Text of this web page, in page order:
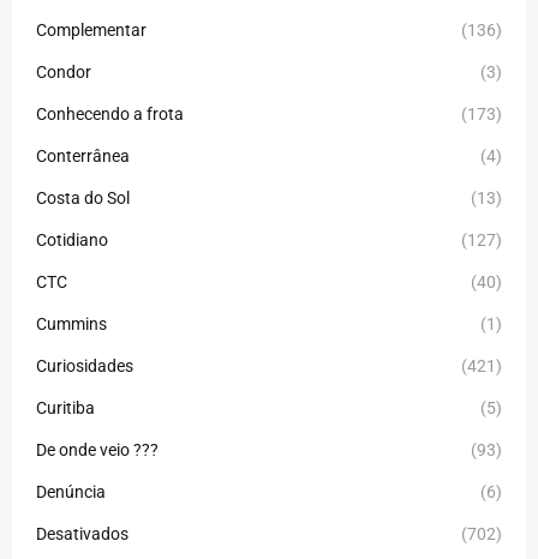
Complementar (136)
Condor (3)
Conhecendo a frota (173)
Conterrânea (4)
Costa do Sol (13)
Cotidiano (127)
CTC (40)
Cummins (1)
Curiosidades (421)
Curitiba (5)
De onde veio ??? (93)
Denúncia (6)
Desativados (702)